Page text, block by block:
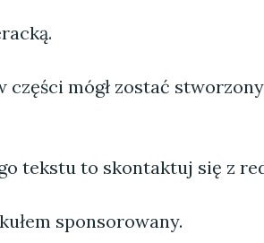
części mógł zostać
tekstu to skontaktuj się z
sponsorowany.